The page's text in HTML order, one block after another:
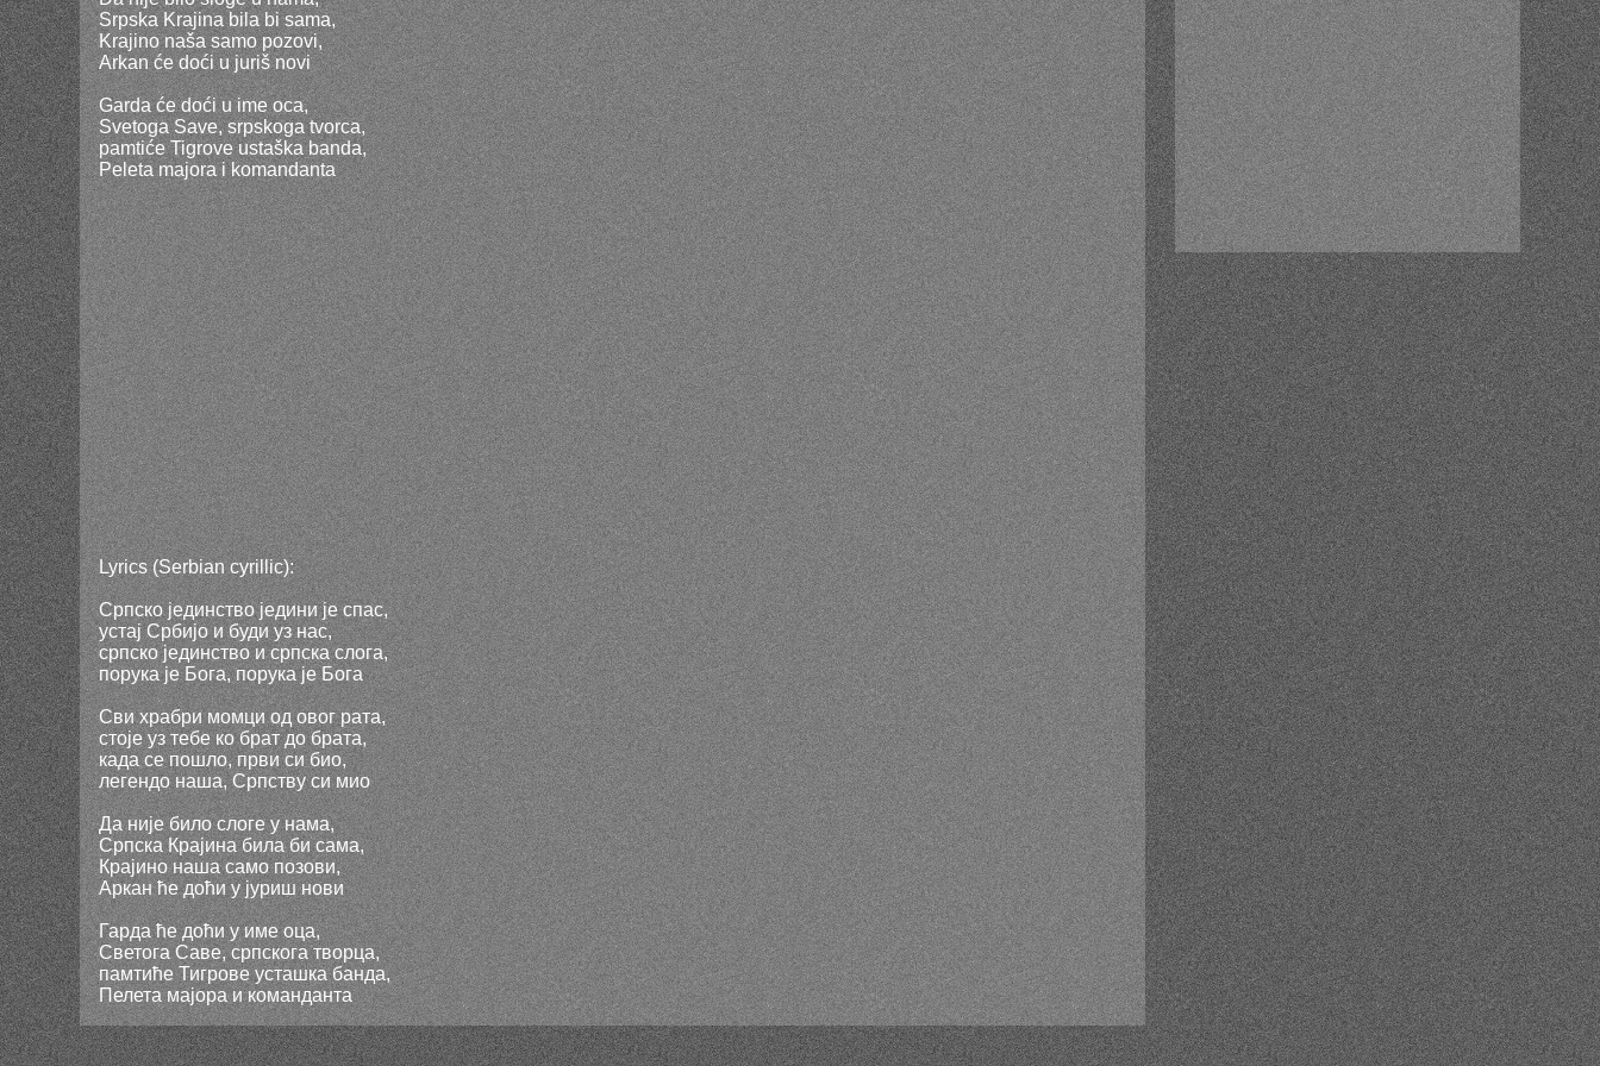
Srpska Krajina bila bi sama,
Krajino naša samo pozovi,
Arkan će doći u juriš novi
Garda će doći u ime oca,
Svetoga Save, srpskoga tvorca,
pamtiće Tigrove ustaška banda,
Peleta majora i komandanta
Lyrics (Serbian cyrillic):
Српско јединство једини је спас,
устај Србијо и буди уз нас,
српско јединство и српска слога,
порука је Бога, порука је Бога
Сви храбри момци од овог рата,
стоје уз тебе ко брат до брата,
када се пошло, први си био,
легендо наша, Српству си мио
Да није било слоге у нама,
Српска Крајина била би сама,
Крајино наша само позови,
Аркан ће доћи у јуриш нови
Гарда ће доћи у име оца,
Светога Саве, српскога творца,
памтиће Тигрове усташка банда,
Пелета мајора и команданта